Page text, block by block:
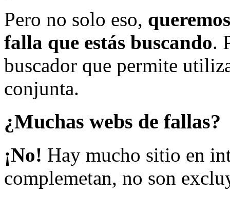
Pero no solo eso,
falla que estás buscando.
buscador que permite
conjunta.
¿Muchas webs de fallas?
¡No! Hay mucho sitio en
complemetan, no son